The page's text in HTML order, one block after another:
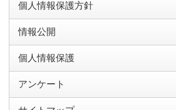
個人情報保護方針
情報公開
個人情報保護
アンケート